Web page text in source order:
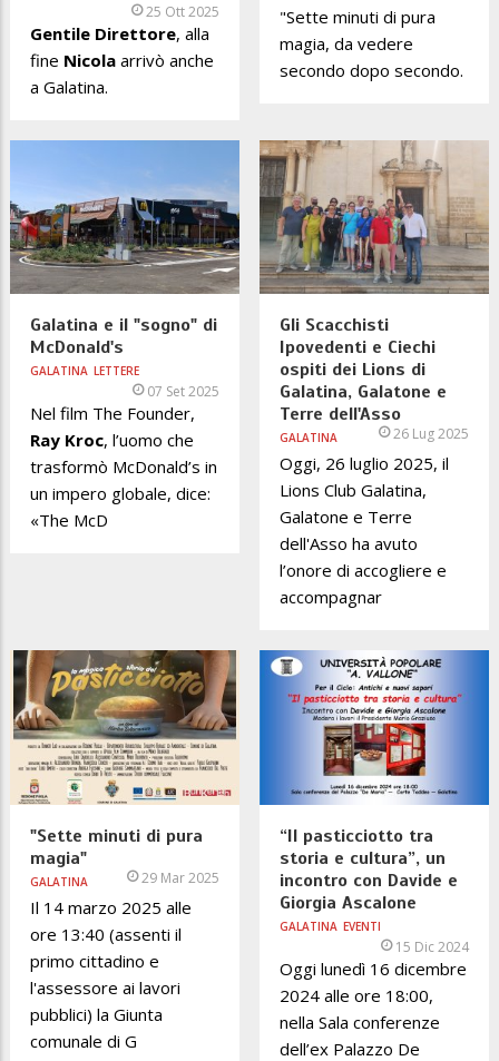
25 Ott 2025
Gentile Direttore, alla
fine Nicola arrivò anche
a Galatina.
"Sette minuti di pura
magia, da vedere
secondo dopo secondo.
Galatina e il "sogno" di
McDonald's
GALATINA LETTERE
07 Set 2025
Nel film The Founder,
Ray Kroc, l’uomo che
trasformò McDonald’s in
un impero globale, dice:
«The McD
Gli Scacchisti
Ipovedenti e Ciechi
ospiti dei Lions di
Galatina, Galatone e
Terre dell'Asso
GALATINA 26 Lug 2025
Oggi, 26 luglio 2025, il
Lions Club Galatina,
Galatone e Terre
dell'Asso ha avuto
l’onore di accogliere e
accompagnar
"Sette minuti di pura
magia"
GALATINA 29 Mar 2025
Il 14 marzo 2025 alle
ore 13:40 (assenti il
primo cittadino e
l'assessore ai lavori
pubblici) la Giunta
comunale di G
“Il pasticciotto tra
storia e cultura”, un
incontro con Davide e
Giorgia Ascalone
GALATINA EVENTI
15 Dic 2024
Oggi lunedì 16 dicembre
2024 alle ore 18:00,
nella Sala conferenze
dell’ex Palazzo De